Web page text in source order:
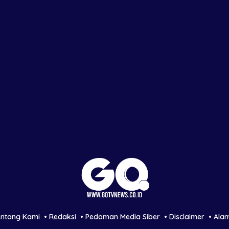
Kami Redaksi Pedoman Media Siber Disclaimer